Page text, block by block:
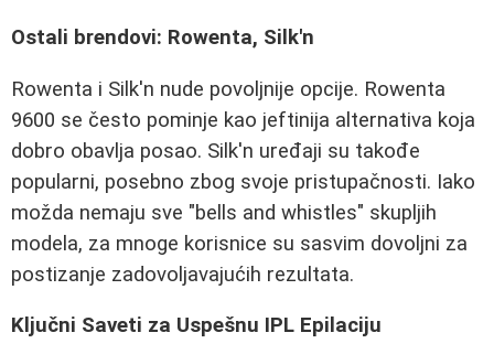
Ostali brendovi: Rowenta, Silk'n
Rowenta i Silk'n nude povoljnije opcije. Rowenta
9600 se često pominje kao jeftinija alternativa koja
dobro obavlja posao. Silk'n uređaji su takođe
popularni, posebno zbog svoje pristupačnosti. Iako
možda nemaju sve "bells and whistles" skupljih
modela, za mnoge korisnice su sasvim dovoljni za
postizanje zadovoljavajućih rezultata.
Ključni Saveti za Uspešnu IPL Epilaciju